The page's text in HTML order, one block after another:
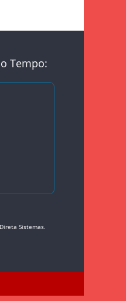
Tempo:
Direta Sistemas.